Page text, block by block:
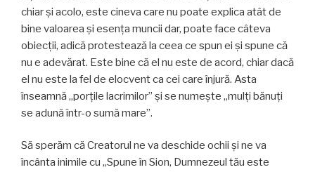
chiar și acolo, este cineva care nu poate explica atât de
bine valoarea și esența muncii dar, poate face câteva
obiecții, adică protestează la ceea ce spun ei și spune că
nu e adevărat. Este bine că el nu este de acord, chiar dacă
el nu este la fel de elocvent ca cei care înjură. Asta
înseamnă „porțile lacrimilor” și se numește „mulți bănuți
se adună într-o sumă mare”.
Să sperăm că Creatorul ne va deschide ochii și ne va
încânta inimile cu „Spune în Sion, Dumnezeul tău este